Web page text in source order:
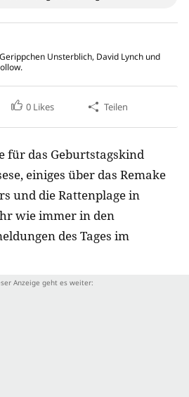
Unsterblich, David Lynch und
0 Likes Teilen
für das Geburtstagskind
einiges über das Remake
und die Rattenplage in
wie immer in den
des Tages im